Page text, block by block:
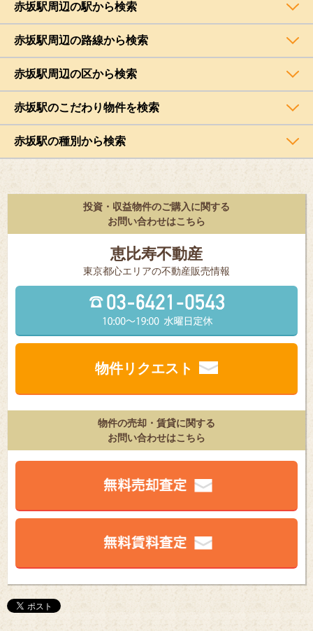
赤坂駅周辺の駅から検索
赤坂駅周辺の路線から検索
赤坂駅周辺の区から検索
赤坂駅のこだわり物件を検索
赤坂駅の種別から検索
投資・収益物件のご購入に関する
お問い合わせはこちら
恵比寿不動産
東京都⼼エリアの不動産販売情報
物件リクエスト
物件の売却・賃貸に関する
お問い合わせはこちら